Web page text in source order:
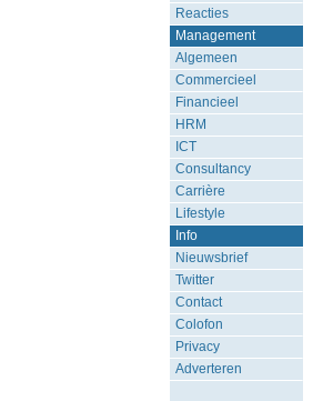
Reacties
Management
Algemeen
Commercieel
Financieel
HRM
ICT
Consultancy
Carrière
Lifestyle
Info
Nieuwsbrief
Twitter
Contact
Colofon
Privacy
Adverteren